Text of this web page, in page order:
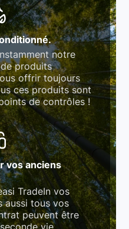
notre
produits
offrir toujours
ces produits sont
de contrôles !
vos anciens
TradeIn vos
aussi tous vos
peuvent être
vie